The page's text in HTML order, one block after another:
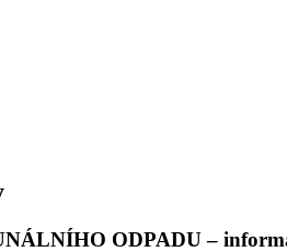
ODPADU –